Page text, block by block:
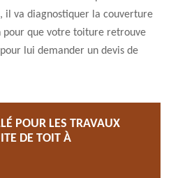
il va diagnostiquer la couverture
pour que votre toiture retrouve
lui demander un devis de
POUR LES TRAVAUX
DE TOIT À